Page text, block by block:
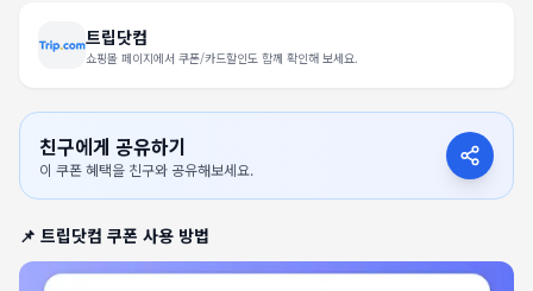
트립닷컴
쇼핑몰 페이지에서 쿠폰/카드할인도 함께 확인해 보세요.
친구에게 공유하기
이 쿠폰 혜택을 친구와 공유해보세요.
📌 트립닷컴 쿠폰 사용 방법